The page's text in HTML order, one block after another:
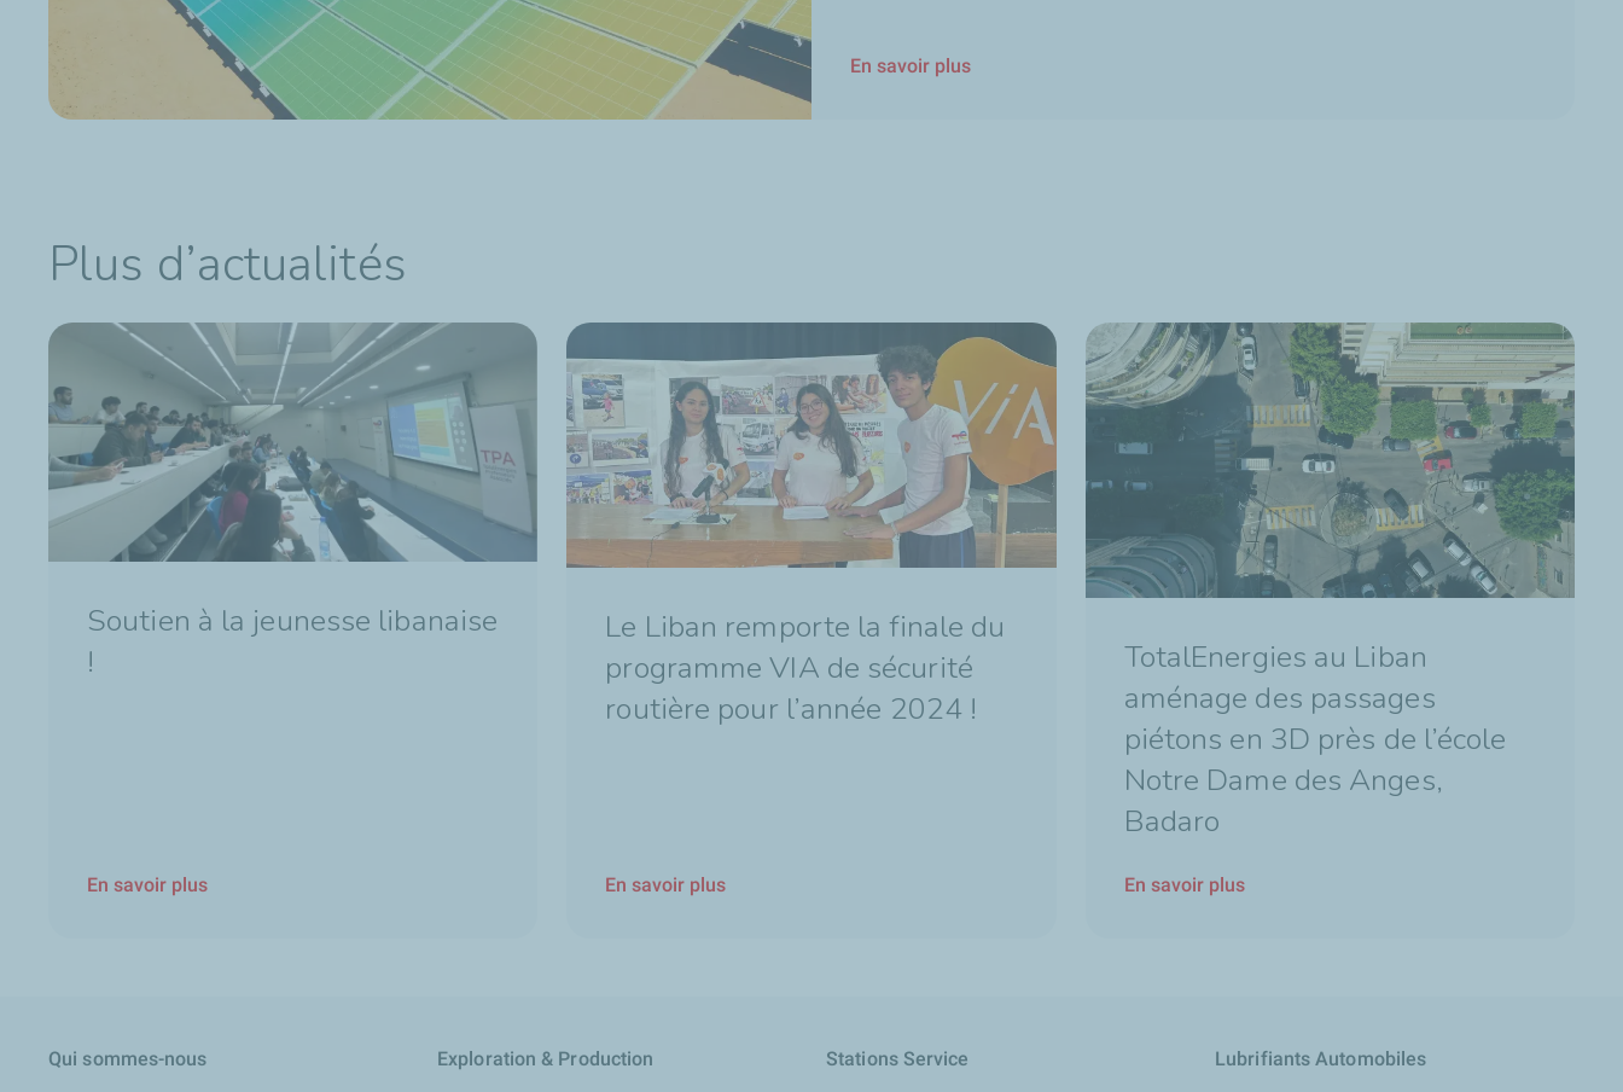
En savoir plus
Plus d’actualités
Soutien à la jeunesse libanaise
!
En savoir plus
Le Liban remporte la finale du
programme VIA de sécurité
routière pour l’année 2024 !
En savoir plus
TotalEnergies au Liban
aménage des passages
piétons en 3D près de l’école
Notre Dame des Anges,
Badaro
En savoir plus
Qui sommes-nous Exploration & Production Stations Service Lubrifiants Automobiles